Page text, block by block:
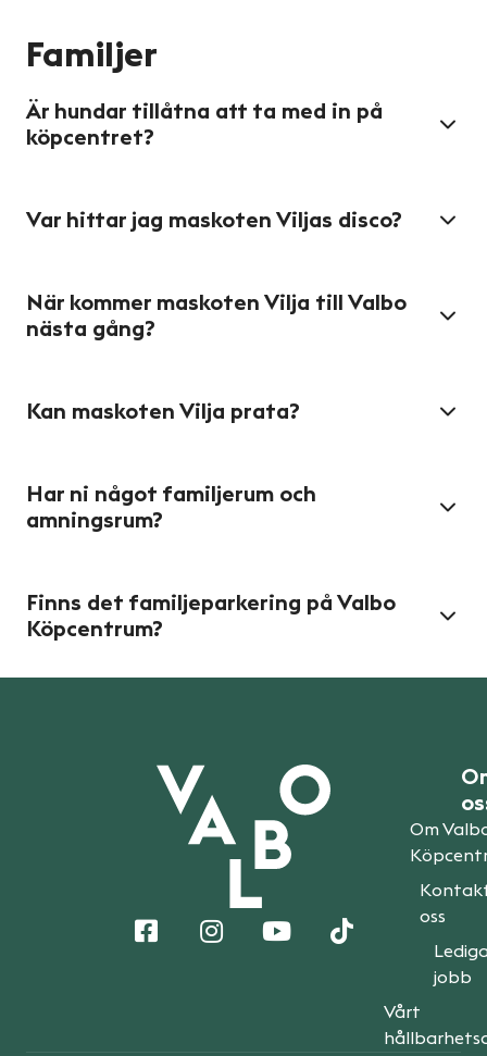
Familjer
Är hundar tillåtna att ta med in på
köpcentret?
Var hittar jag maskoten Viljas disco?
När kommer maskoten Vilja till Valbo
nästa gång?
Kan maskoten Vilja prata?
Har ni något familjerum och
amningsrum?
Finns det familjeparkering på Valbo
Köpcentrum?
Om
oss
jobb
Vårt